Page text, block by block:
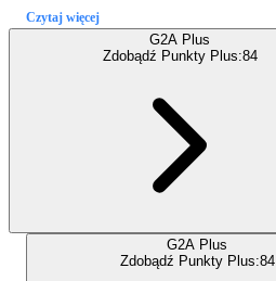
Czytaj więcej
G2A Plus
Zdobądź Punkty Plus:84
G2A Plus
Zdobądź Punkty Plus:84